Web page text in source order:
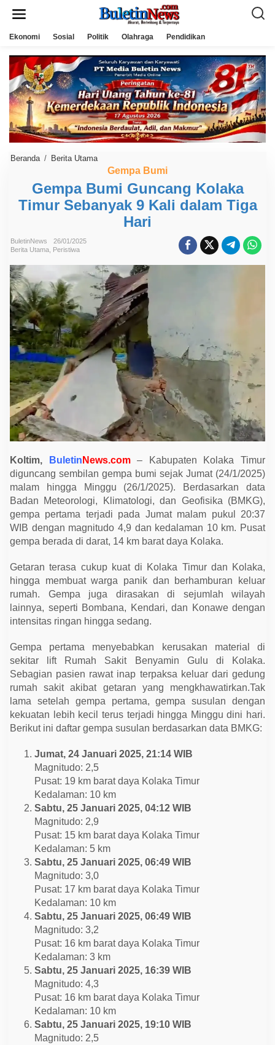
Ekonomi Sosial Politik Olahraga Pendidikan
Beranda / Berita Utama
p
a
B
u
c
a
n
g
K
o
l
a
k
a
T
a
n
a
k
K
l
i
d
l
m
T
i
g
a
H
a
r
Gempa Bumi
Gempa Bumi Guncang Kolaka
Timur Sebanyak 9 Kali dalam Tiga
Hari
BuletinNews
26/01/2025
Berita Utama Peristiwa
Koltim, Buletin News.com– Kabupaten Kolaka Timur
diguncang sembilan gempa bumi sejak Jumat (24/1/2025)
malam hingga Minggu (26/1/2025). Berdasarkan data
Badan Meteorologi, Klimatologi, dan Geofisika (BMKG),
gempa pertama terjadi pada Jumat malam pukul 20:37
WIB dengan magnitudo 4,9 dan kedalaman 10 km. Pusat
gempa berada di darat, 14 km barat daya Kolaka.
Getaran terasa cukup kuat di Kolaka Timur dan Kolaka,
hingga membuat warga panik dan berhamburan keluar
rumah. Gempa juga dirasakan di sejumlah wilayah
lainnya, seperti Bombana, Kendari, dan Konawe dengan
intensitas ringan hingga sedang.
Gempa pertama menyebabkan kerusakan material di
sekitar lift Rumah Sakit Benyamin Gulu di Kolaka.
Sebagian pasien rawat inap terpaksa keluar dari gedung
rumah sakit akibat getaran yang mengkhawatirkan.Tak
lama setelah gempa pertama, gempa susulan dengan
kekuatan lebih kecil terus terjadi hingga Minggu dini hari.
Berikut ini daftar gempa susulan berdasarkan data BMKG:
Jumat, 24 Januari 2025, 21:14 WIB
Magnitudo: 2,5
Pusat: 19 km barat daya Kolaka Timur
Kedalaman: 10 km
Sabtu, 25 Januari 2025, 04:12 WIB
Magnitudo: 2,9
Pusat: 15 km barat daya Kolaka Timur
Kedalaman: 5 km
Sabtu, 25 Januari 2025, 06:49 WIB
Magnitudo: 3,0
Pusat: 17 km barat daya Kolaka Timur
Kedalaman: 10 km
Sabtu, 25 Januari 2025, 06:49 WIB
Magnitudo: 3,2
Pusat: 16 km barat daya Kolaka Timur
Kedalaman: 3 km
Sabtu, 25 Januari 2025, 16:39 WIB
Magnitudo: 4,3
Pusat: 16 km barat daya Kolaka Timur
Kedalaman: 10 km
Sabtu, 25 Januari 2025, 19:10 WIB
Magnitudo: 2,5